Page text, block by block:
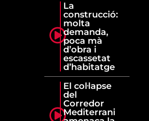
La
construcció:
molta
demanda,
poca mà
d’obra i
escassetat
d’habitatge
El col·lapse
del
Corredor
Mediterrani